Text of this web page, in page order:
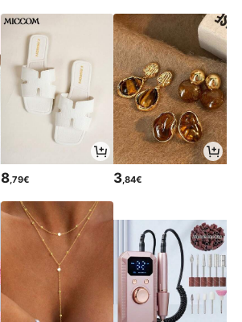
8,79€ 3 ,84€